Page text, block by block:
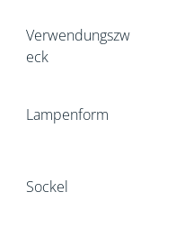
Verwendungszw
eck
Lampenform
Sockel